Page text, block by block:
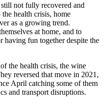
not fully recovered and
health crisis, home
as a growing trend.
at home, and to
having fun together despite the
the health crisis, the wine
reversed that move in 2021,
April catching some of them
and transport disruptions.